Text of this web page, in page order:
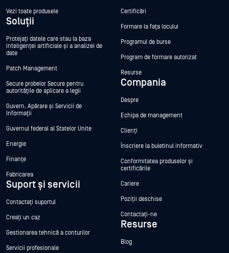
Vezi toate produsele
Soluții
Protejați datele care stau la baza
inteligenței artificiale și a analizei de
date
Patch Management
Secure probelor Secure pentru
autoritățile de aplicare a legii
Guvern, Apărare și Servicii de
Informații
Guvernul federal al Statelor Unite
Energie
Finanțe
Fabricarea
Suport și servicii
Contactați suportul
Creați un caz
Gestionarea tehnică a conturilor
Servicii profesionale
Certificări
Formare la fața locului
Programul de burse
Program de formare autorizat
Resurse
Compania
Despre
Echipa de management
Clienți
Înscriere la buletinul informativ
Conformitatea produselor și
certificările
Cariere
Poziții deschise
Contactați-ne
Resurse
Blog